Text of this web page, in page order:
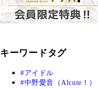
キーワードタグ
アイドル
中野愛音（Alcute！）